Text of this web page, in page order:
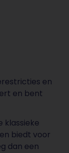
en
en bent
klassieke
biedt voor
dan een